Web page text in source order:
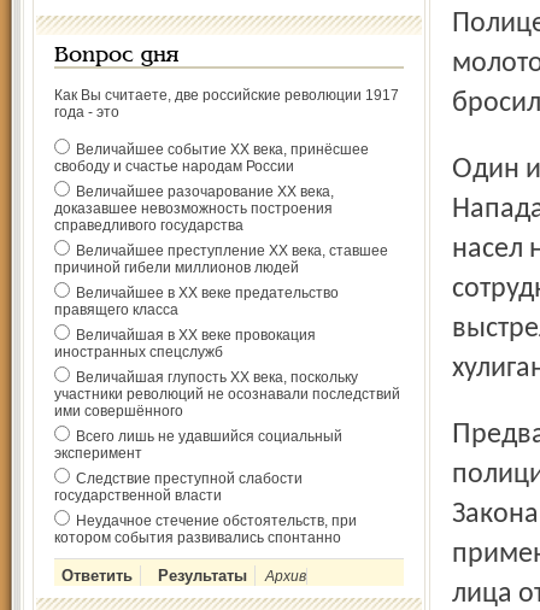
Вопрос дня
Как Вы считаете, две российские революции 1917
года - это
Величайшее событие ХХ века, принёсшее
свободу и счастье народам России
Величайшее разочарование ХХ века,
доказавшее невозможность построения
справедливого государства
Величайшее преступление ХХ века, ставшее
причиной гибели миллионов людей
Величайшее в ХХ веке предательство
правящего класса
Величайшая в ХХ веке провокация
иностранных спецслужб
Величайшая глупость ХХ века, поскольку
участники революций не осознавали последствий
ими совершённого
Всего лишь не удавшийся социальный
эксперимент
Следствие преступной слабости
государственной власти
Неудачное стечение обстоятельств, при
котором события развивались спонтанно
Архив
Один из звонивших в полицию мужчин оступился и упал.
насел
Предварительно применение оружия сотрудником
лица